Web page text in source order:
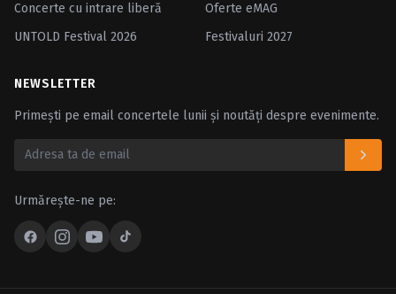
Concerte cu intrare liberă
Oferte eMAG
UNTOLD Festival 2026
Festivaluri 2027
NEWSLETTER
Primești pe email concertele lunii și noutăți despre evenimente.
Urmărește-ne pe: